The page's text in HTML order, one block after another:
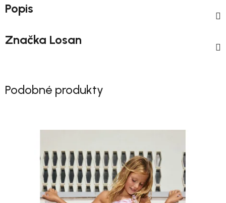
Popis
Značka Losan
Podobné produkty